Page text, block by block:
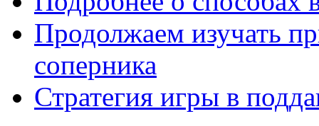
Продолжаем изучать
соперника
Стратегия игры в